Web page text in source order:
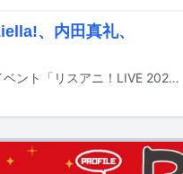
、内田真礼、
2025年1月24日から26日にかけて東京・日本武道館で行われるライブイベント「リスアニ！LIVE 2025」の出演者が発表された。